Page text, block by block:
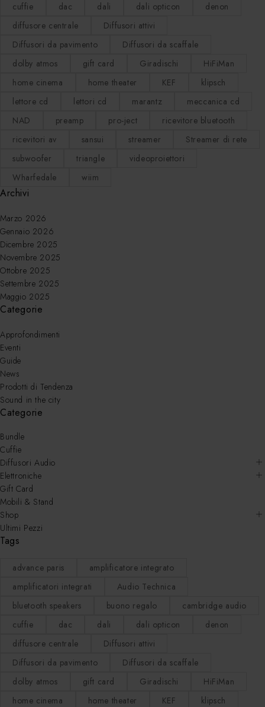
cuffie dac dali dali opticon
denon
diffusore centrale
Diffusori attivi
Diffusori da pavimento
Diffusori da scaffale
dolby atmos
gift card Giradischi
HiFiMan
home cinema
home theater KEF
klipsch
lettore cd
lettori cd marantz
meccanica cd
NAD
preamp pro-ject
ricevitore bluetooth
ricevitori av
sansui streamer
Streamer di rete
subwoofer
triangle
videoproiettori
Wharfedale
wiim
Archivi
Marzo 2026
Gennaio 2026
Dicembre 2025
Novembre 2025
Ottobre 2025
Settembre 2025
Maggio 2025
Categorie
Approfondimenti
Eventi
Guide
News
Prodotti di Tendenza
Sound in the city
Categorie
Bundle
Cuffie
Diffusori Audio
Elettroniche
Gift Card
Mobili & Stand
Shop
Ultimi Pezzi
Tags
advance paris
amplificatore integrato
amplificatori integrati
Audio Technica
bluetooth speakers
buono regalo
cambridge audio
cuffie
dac dali dali opticon
denon
diffusore centrale
Diffusori attivi
Diffusori da pavimento
Diffusori da scaffale
dolby atmos
gift card Giradischi
HiFiMan
home cinema
home theater KEF
klipsch